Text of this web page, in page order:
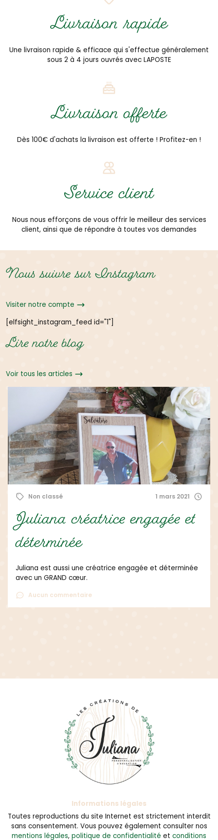
Livraison rapide
Une livraison rapide & efficace qui s'effectue généralement
sous 2 à 4 jours ouvrés avec LAPOSTE
Livraison offerte
Dès 100€ d'achats la livraison est offerte ! Profitez-en !
Service client
Nous nous efforçons de vous offrir le meilleur des services
client, ainsi que de répondre à toutes vos demandes
Nous suivre sur Instagram
Visiter notre compte
[elfsight_instagram_feed id="1"]
Lire notre blog
Voir tous les articles
Non classé 1 mars 2021
Juliana créatrice engagée et
déterminée
Juliana est aussi une créatrice engagée et déterminée
avec un GRAND cœur.
Aucun commentaire
Informations légales
Toutes reproductions du site Internet est strictement interdit
sans consentement. Vous pouvez également consulter nos
mentions légales, politique de confidentialité et conditions